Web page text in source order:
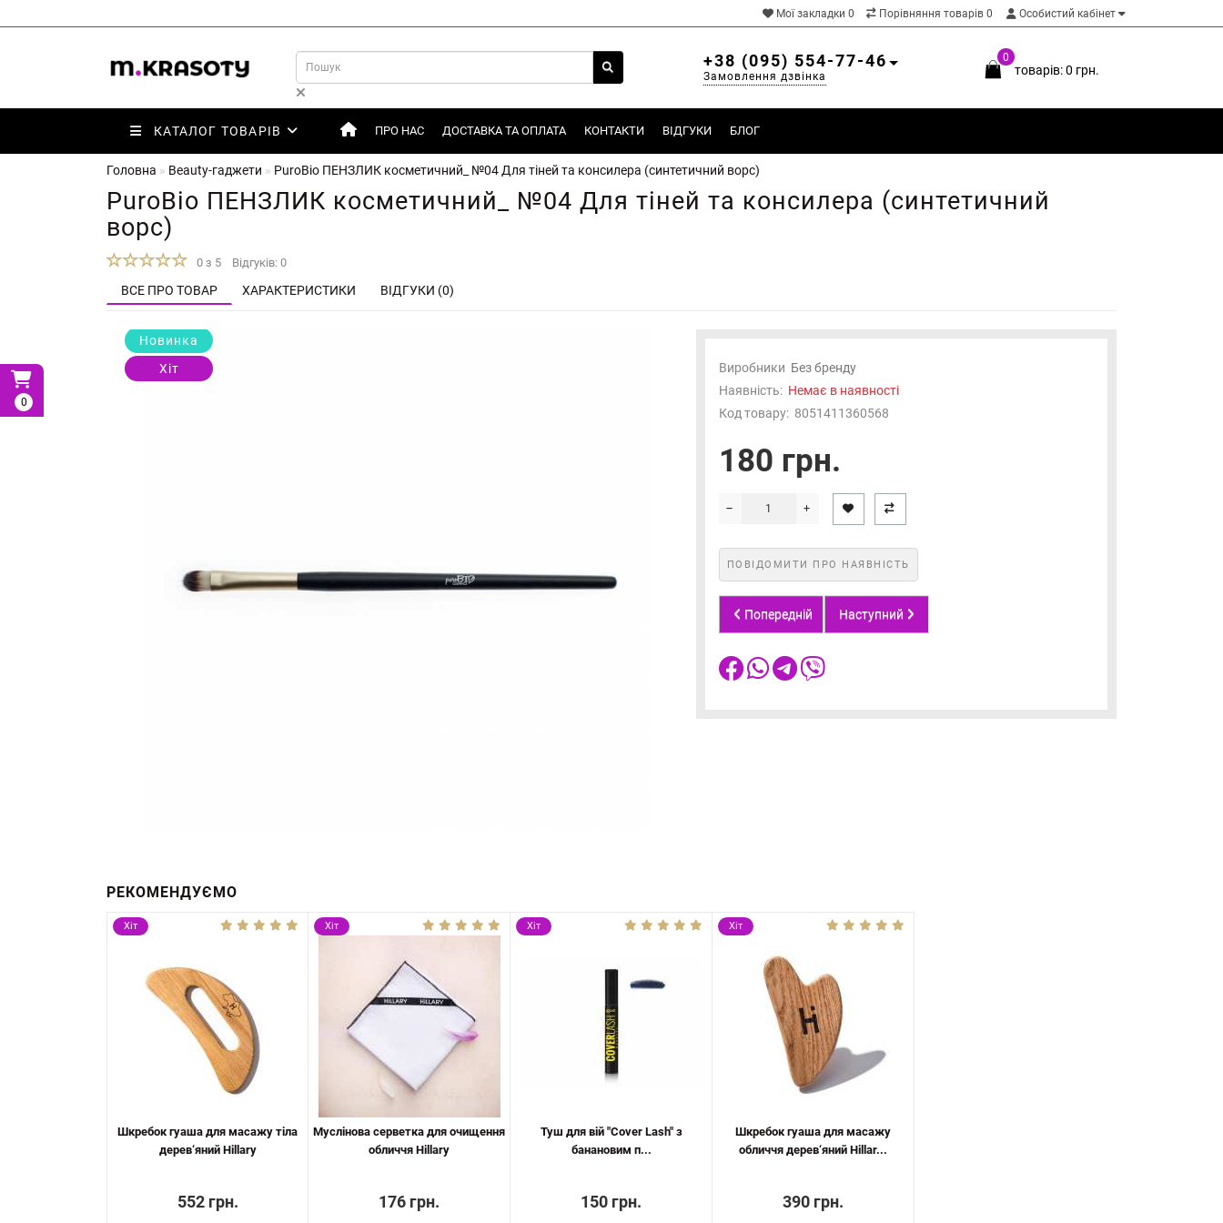
0
Мої закладки 0 Порівняння товарів 0 Особистий кабінет
0
товарів: 0 грн.
+38 (095) 554-77-46
Замовлення дзвінка
КАТАЛОГ ТОВАРІВ ПРО НАС ДОСТАВКА ТА ОПЛАТА КОНТАКТИ ВІДГУКИ БЛОГ
Головна Beauty-гаджети PuroBio ПЕНЗЛИК косметичний_ №04 Для тіней та консилера (синтетичний ворс)
PuroBio ПЕНЗЛИК косметичний_ №04 Для тіней та консилера (синтетичний
ворс)
0 з 5 Відгуків: 0
ВСЕ ПРО ТОВАР ХАРАКТЕРИСТИКИ ВІДГУКИ (0)
Новинка
Хіт
Виробники Без бренду
Наявність: Немає в наявності
Код товару: 8051411360568
180 грн.
ПОВІДОМИТИ ПРО НАЯВНІСТЬ
Попередній Наступний
РЕКОМЕНДУЄМО
Хіт
Шкребок гуаша для масажу тіла
дерев‘яний Hillary
552 грн.
Хіт
Муслінова серветка для очищення
обличчя Hillary
176 грн.
Хіт
Туш для вій "Cover Lash" з
банановим п...
150 грн.
Хіт
Шкребок гуаша для масажу
обличчя дерев‘яний Hillar...
390 грн.